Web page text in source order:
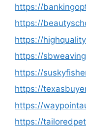
https://
https://
https://
https://
https://
https://
https://
https://